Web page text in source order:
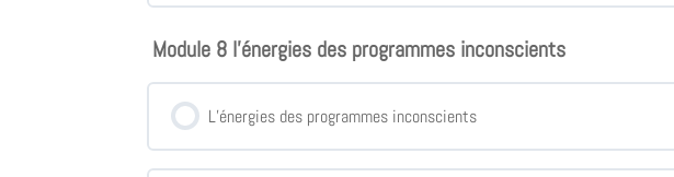
Module 8 l'énergies des programmes inconscients
L’énergies des programmes inconscients